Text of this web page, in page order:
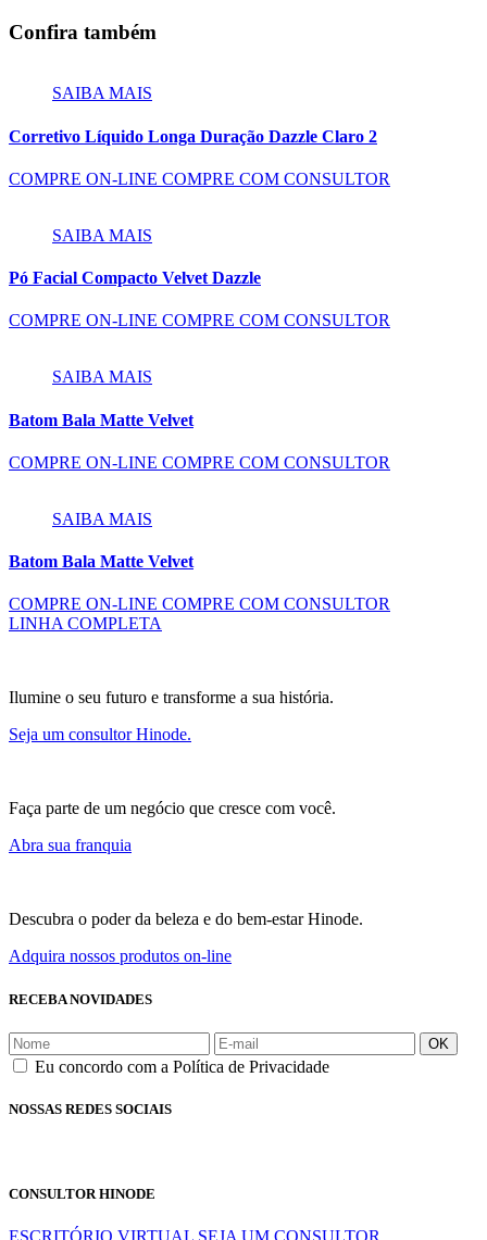
Confira também
SAIBA MAIS
Corretivo Líquido Longa Duração Dazzle Claro 2
COMPRE ON-LINE COMPRE COM CONSULTOR
SAIBA MAIS
Pó Facial Compacto Velvet Dazzle
COMPRE ON-LINE COMPRE COM CONSULTOR
SAIBA MAIS
Batom Bala Matte Velvet
COMPRE ON-LINE COMPRE COM CONSULTOR
SAIBA MAIS
Batom Bala Matte Velvet
COMPRE ON-LINE COMPRE COM CONSULTOR
LINHA COMPLETA
Ilumine o seu futuro e transforme a sua história.
Seja um consultor Hinode.
Faça parte de um negócio que cresce com você.
Abra sua franquia
Descubra o poder da beleza e do bem-estar Hinode.
Adquira nossos produtos on-line
RECEBA NOVIDADES
OK
Eu concordo com a Política de Privacidade
NOSSAS REDES SOCIAIS
CONSULTOR HINODE